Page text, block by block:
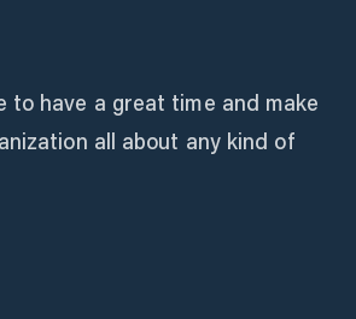
to have a great time and make
all about any kind of